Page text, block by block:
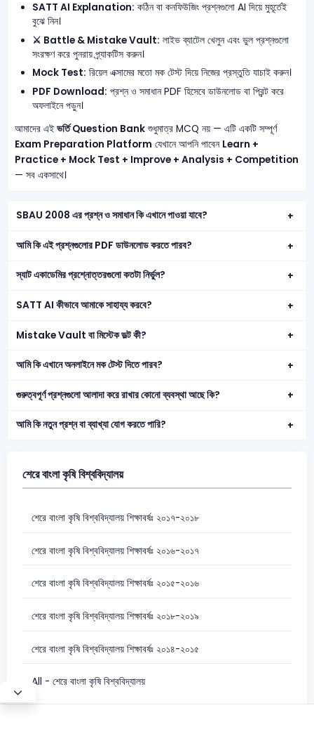
SATT AI Explanation: কঠিন বা কনফিউজিং প্রশ্নগুলো AI দিয়ে মুহূর্তেই
বুঝে নিন।
⚔️ Battle & Mistake Vault: লাইভ ব্যাটেল খেলুন এবং ভুল প্রশ্নগুলো
সংরক্ষণ করে পুনরায় প্র্যাকটিস করুন।
Mock Test: রিয়েল এক্সামের মতো মক টেস্ট দিয়ে নিজের প্রস্তুতি যাচাই করুন।
PDF Download: প্রশ্ন ও সমাধান PDF হিসেবে ডাউনলোড বা প্রিন্ট করে
অফলাইনে পড়ুন।
আমাদের এই ভর্তি Question Bankশুধুমাত্র MCQ নয় — এটি একটি সম্পূর্ণ
Exam Preparation Platform যেখানে আপনি পাবেন Learn +
Practice + Mock Test + Improve + Analysis + Competition
— সব একসাথে।
SBAU 2008 এর প্রশ্ন ও সমাধান কি এখানে পাওয়া যাবে?
আমি কি এই প্রশ্নগুলোর PDF ডাউনলোড করতে পারব?
স্যাট একাডেমির প্রশ্নোত্তরগুলো কতটা নির্ভুল?
SATT AI কীভাবে আমাকে সাহায্য করবে?
Mistake Vault বা মিস্টেক ভল্ট কী?
আমি কি এখানে অনলাইনে মক টেস্ট দিতে পারব?
গুরুত্বপূর্ণ প্রশ্নগুলো আলাদা করে রাখার কোনো ব্যবস্থা আছে কি?
আমি কি নতুন প্রশ্ন বা ব্যাখ্যা যোগ করতে পারি?
শেরে বাংলা কৃষি বিশ্ববিদ্যালয়
শেরে বাংলা কৃষি বিশ্ববিদ্যালয় শিক্ষাবর্ষঃ ২০১৭-২০১৮
শেরে বাংলা কৃষি বিশ্ববিদ্যালয় শিক্ষাবর্ষঃ ২০১৬-২০১৭
শেরে বাংলা কৃষি বিশ্ববিদ্যালয় শিক্ষাবর্ষঃ ২০১৫-২০১৬
শেরে বাংলা কৃষি বিশ্ববিদ্যালয় শিক্ষাবর্ষঃ ২০১৮-২০১৯
শেরে বাংলা কৃষি বিশ্ববিদ্যালয় শিক্ষাবর্ষঃ ২০১৪-২০১৫
All - শেরে বাংলা কৃষি বিশ্ববিদ্যালয়